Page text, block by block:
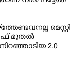
മെസ്സി
മുതല്‍
2.0